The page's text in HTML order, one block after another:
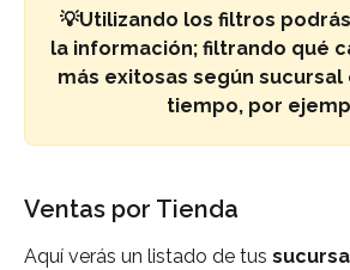
💡Utilizando los filtros
la información; filtrando qué
más exitosas según
tiempo, por
Ventas por Tienda
Aquí verás un listado de tus